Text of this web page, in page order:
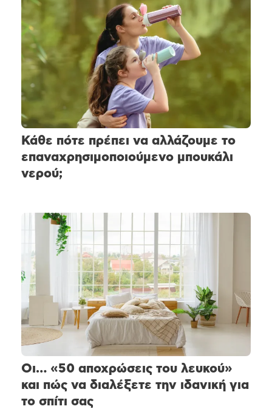
Κάθε πότε πρέπει να αλλάζουμε το
επαναχρησιμοποιούμενο μπουκάλι
νερού;
Οι… «50 αποχρώσεις του λευκού»
και πώς να διαλέξετε την ιδανική για
το σπίτι σας